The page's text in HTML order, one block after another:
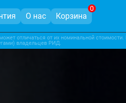
О нас Корзина
0
отличаться от их номинальной стоимости.
владельцев РИД.